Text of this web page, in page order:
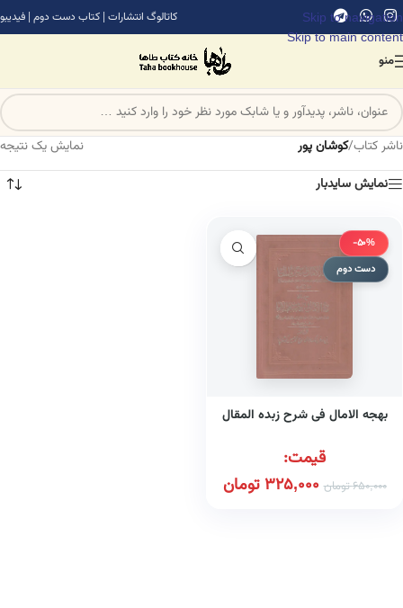
Skip to navigation
Skip to main content
کاتالوگ انتشارات | کتاب دست دوم | فیدیبو
منو
ناشر کتاب/کوشان پور
نمایش یک نتیجه
نمایش سایدبار
-50%
دست دوم
بهجه الامال فی شرح زبده المقال
قیمت:
650,000تومان 325,000تومان